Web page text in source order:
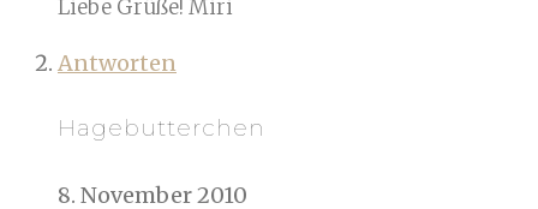
Liebe Grüße! Miri
Antworten
Hagebutterchen
8. November 2010